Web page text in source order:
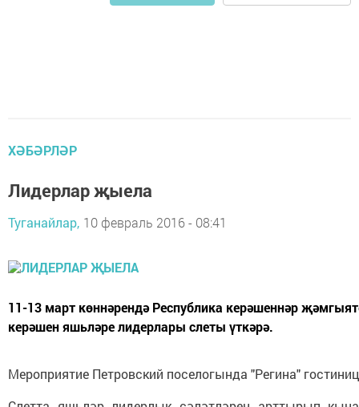
ХӘБӘРЛӘР
Лидерлар җыела
Туганайлар, 10 февраль 2016 - 08:41
11-13 март көннәрендә Республика керәшеннәр
керәшен яшьләре лидерлары слеты үткәрә.
Мероприятие Петровский поселогында "Регина"